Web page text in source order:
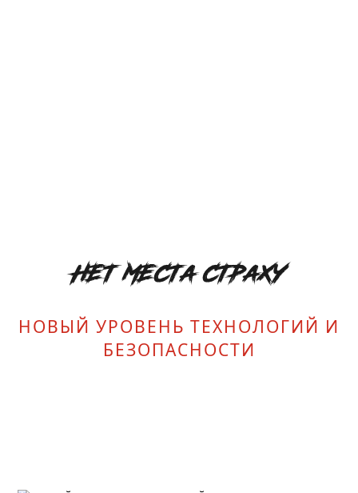
НЕТ МЕСТА СТРАХУ
НОВЫЙ УРОВЕНЬ ТЕХНОЛОГИЙ И
БЕЗОПАСНОСТИ